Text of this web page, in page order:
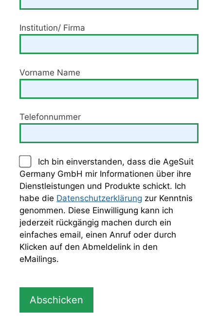
Institution/ Firma
Vorname Name
Telefonnummer
Ich bin einverstanden, dass die AgeSuit
Germany GmbH mir Informationen über ihre
Dienstleistungen und Produkte schickt. Ich
habe die Datenschutzerklärung zur Kenntnis
genommen. Diese Einwilligung kann ich
jederzeit rückgängig machen durch ein
einfaches email, einen Anruf oder durch
Klicken auf den Abmeldelink in den
eMailings.